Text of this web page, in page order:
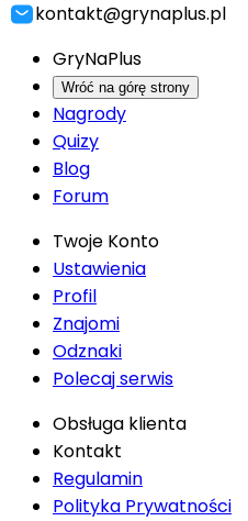
kontakt@grynaplus.pl
GryNaPlus
Wróć na górę strony
Nagrody
Quizy
Blog
Forum
Twoje Konto
Ustawienia
Profil
Znajomi
Odznaki
Polecaj serwis
Obsługa klienta
Kontakt
Regulamin
Polityka Prywatności